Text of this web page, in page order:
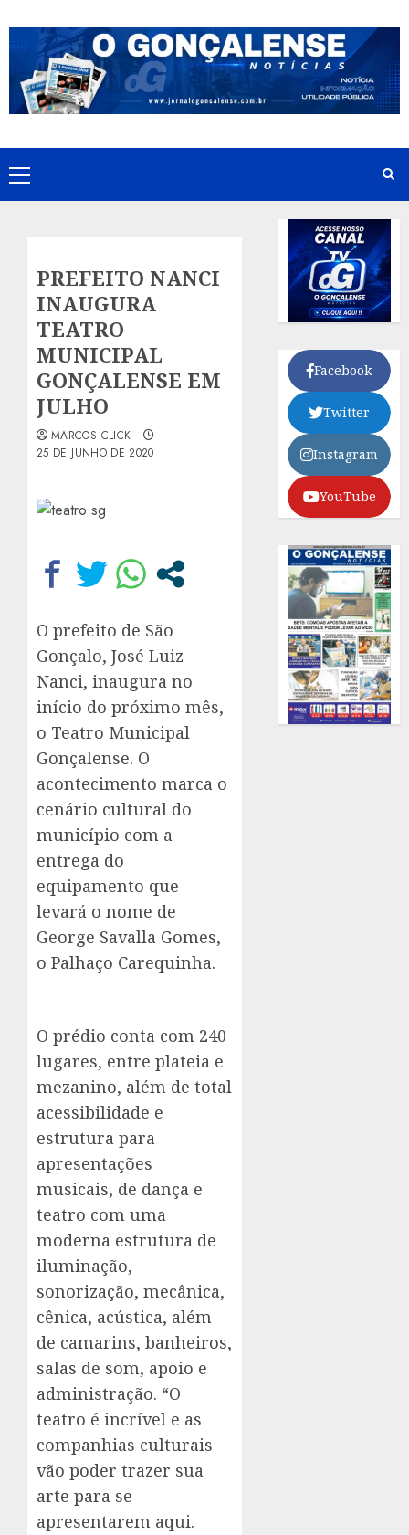
to
content
Primary
Menu
PREFEITO NANCI
INAUGURA
TEATRO
MUNICIPAL
GONÇALENSE EM
JULHO
MARCOS CLICK
25 DE JUNHO DE 2020
O prefeito de São
Gonçalo, José Luiz
Nanci, inaugura no
início do próximo mês,
o Teatro Municipal
Gonçalense. O
acontecimento marca o
cenário cultural do
município com a
entrega do
equipamento que
levará o nome de
George Savalla Gomes,
o Palhaço Carequinha.
O prédio conta com 240
lugares, entre plateia e
mezanino, além de total
acessibilidade e
estrutura para
apresentações
musicais, de dança e
teatro com uma
moderna estrutura de
iluminação,
sonorização, mecânica,
cênica, acústica, além
de camarins, banheiros,
salas de som, apoio e
administração. “O
teatro é incrível e as
companhias culturais
vão poder trazer sua
arte para se
apresentarem aqui.
Facebook
Twitter
Instagram
YouTube